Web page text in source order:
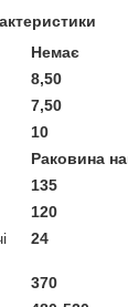
Немає
8,50
7,50
10
Раковина
135
120
24
370